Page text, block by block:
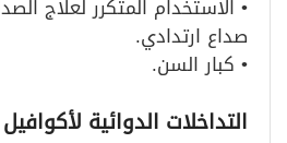
• الاستخدام المتكرر لعلاج
صداع ارتدادي.
• كبار السن.
التداخلات الدوائية لأكوافيل